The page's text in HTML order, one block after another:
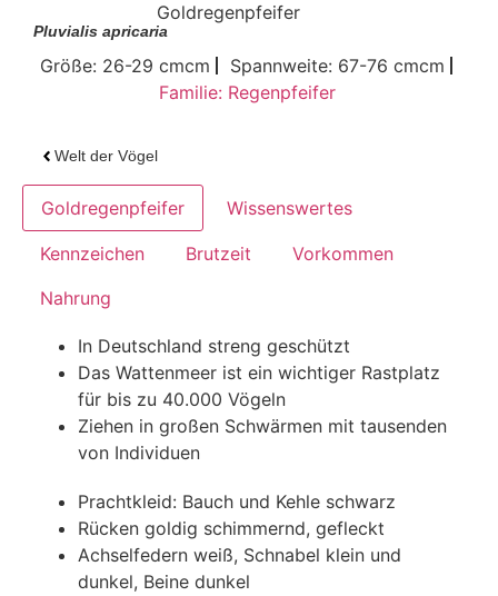
Goldregenpfeifer
Pluvialis apricaria
Größe: 26-29 cmcm
Spannweite: 67-76 cmcm
Familie: Regenpfeifer
Welt der Vögel
Goldregenpfeifer Wissenswertes
Kennzeichen Brutzeit
Vorkommen
Nahrung
Pluvialis apricaria
Pluvialis apricaria
Pluvialis apricaria
Pluvialis apricaria
In Deutschland streng geschützt
Das Wattenmeer ist ein wichtiger Rastplatz
für bis zu 40.000 Vögeln
Ziehen in großen Schwärmen mit tausenden
von Individuen
Prachtkleid: Bauch und Kehle schwarz
Rücken goldig schimmernd, gefleckt
Achselfedern weiß, Schnabel klein und
dunkel, Beine dunkel